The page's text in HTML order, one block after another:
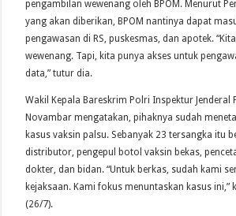
pengambilan wewenang oleh BPOM. Menurut
yang akan diberikan, BPOM nantinya dapat
pengawasan di RS, puskesmas, dan apotek.
wewenang. Tapi, kita punya akses untuk
data,” tutur dia.
Wakil Kepala Bareskrim Polri Inspektur Jenderal
Novambar mengatakan, pihaknya sudah
kasus vaksin palsu. Sebanyak 23 tersangka itu
distributor, pengepul botol vaksin bekas,
dokter, dan bidan. “Untuk berkas, sudah kami
kejaksaan. Kami fokus menuntaskan kasus ini,”
(26/7).